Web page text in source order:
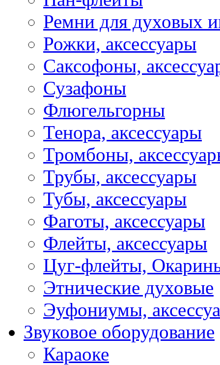
Ремни для духовых
Рожки, аксессуары
Саксофоны,
Сузафоны
Флюгельгорны
Тенора, аксессуары
Тромбоны,
Трубы, аксессуары
Тубы, аксессуары
Фаготы, аксессуары
Флейты, аксессуары
Цуг-флейты,
Этнические духовые
Эуфониумы,
Звуковое оборудование
Караоке